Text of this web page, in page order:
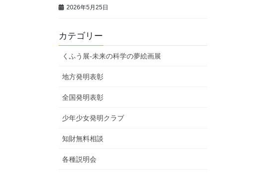
2026年5月25日
カテゴリー
くふう展-未来の科学の夢絵画展
地方発明表彰
全国発明表彰
少年少女発明クラブ
知財無料相談
各種説明会